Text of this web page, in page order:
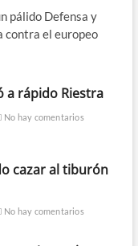
pálido Defensa y
contra el europeo
a rápido Riestra
No hay comentarios
cazar al tiburón
No hay comentarios